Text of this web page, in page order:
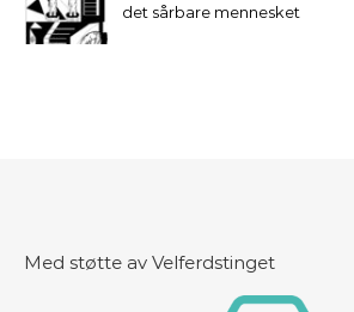
det sårbare mennesket
Med støtte av Velferdstinget